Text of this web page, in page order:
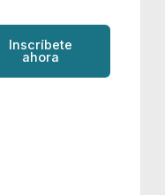
Inscríbete
ahora